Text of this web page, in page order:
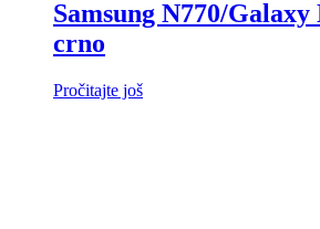
Samsung N770/
crno
Pročitajte još